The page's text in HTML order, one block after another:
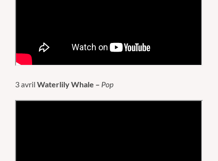
3 avrilWaterlily Whale – Pop